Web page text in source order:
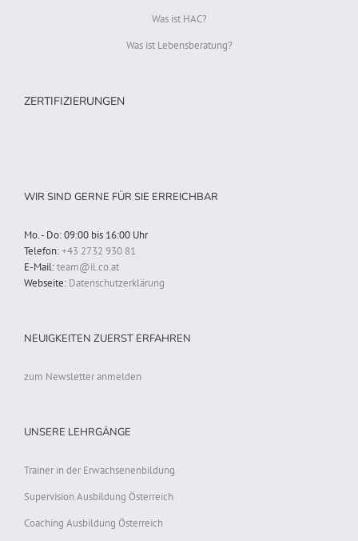
Was ist HAC?
Was ist Lebensberatung?
ZERTIFIZIERUNGEN
WIR SIND GERNE FÜR SIE ERREICHBAR
Mo. - Do: 09:00 bis 16:00 Uhr
Telefon:+43 2732 930 81
E-Mail:team@il.co.at
Webseite: Datenschutzerklärung
NEUIGKEITEN ZUERST ERFAHREN
zum Newsletter anmelden
UNSERE LEHRGÄNGE
Trainer in der Erwachsenenbildung
Supervision Ausbildung Österreich
Coaching Ausbildung Österreich